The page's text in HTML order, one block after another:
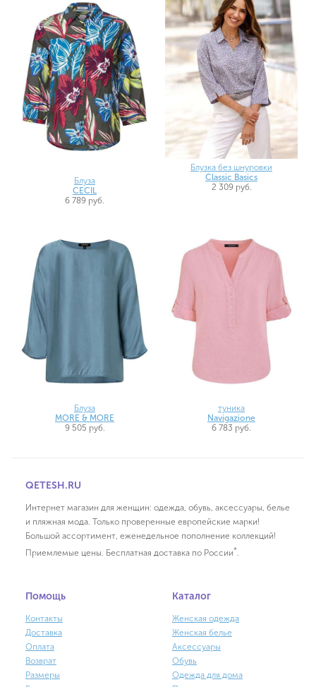
Блуза
CECIL
6 789 руб.
Блузка без шнуровки
Classic Basics
2 309 руб.
Блуза
MORE & MORE
9 505 руб.
туника
Navigazione
6 783 руб.
QETESH.RU
Интернет магазин для женщин: одежда, обувь, аксессуары, белье
и пляжная мода. Только проверенные европейские марки!
Большой ассортимент, еженедельное пополнение коллекций!
Приемлемые цены. Бесплатная доставка по России*.
Помощь
Контакты
Доставка
Оплата
Возврат
Размеры
Каталог
Женская одежда
Женская белье
Аксессуары
Обувь
Одежда для дома